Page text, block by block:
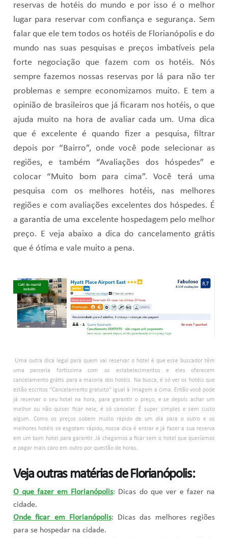
reservas de hotéis do mundo e por isso é o melhor
lugar para reservar com confiança e segurança. Sem
falar que ele tem todos os hotéis de Florianópolis e do
mundo nas suas pesquisas e preços imbatíveis pela
forte negociação que fazem com os hotéis. Nós
sempre fazemos nossas reservas por lá para não ter
problemas e sempre economizamos muito. E tem a
opinião de brasileiros que já ficaram nos hotéis, o que
ajuda muito na hora de avaliar cada um. Uma dica
que é excelente é quando fizer a pesquisa, filtrar
depois por “Bairro”, onde você pode selecionar as
regiões, e também “Avaliações dos hóspedes” e
colocar “Muito bom para cima”. Você terá uma
pesquisa com os melhores hotéis, nas melhores
regiões e com avaliações excelentes dos hóspedes. É
a garantia de uma excelente hospedagem pelo melhor
preço. E veja abaixo a dica do cancelamento grátis
que é ótima e vale muito a pena.
Uma outra dica legal para quem vai reservar o hotel é que esse buscador têm
uma parceria fortíssima com os estabelecimentos e eles oferecem
cancelamento grátis para a maioria dos hotéis. Na busca, é só ver os hotéis que
estão escritos “Cancelamento gratuito” igual à imagem a cima. Então você pode
já reservar o seu hotel na hora, para garantir o preço, e se depois achar um
melhor ou não quiser ficar nele, é só cancelar. É super simples e sem custo
algum. Como os preços sobem muito rápido de um dia para o outro e os
melhores hotéis se esgotam rápido, nossa dica é entrar e já fazer a sua reserva
em um bom hotel para garantir. Já chegamos a ficar sem o hotel que queríamos
e pagar mais caro em outro por questão de horas.
Veja outras matérias de Florianópolis:
O que fazer em Florianópolis: Dicas do que ver e fazer na
cidade.
Onde ficar em Florianópolis: Dicas das melhores regiões
para se hospedar na cidade.